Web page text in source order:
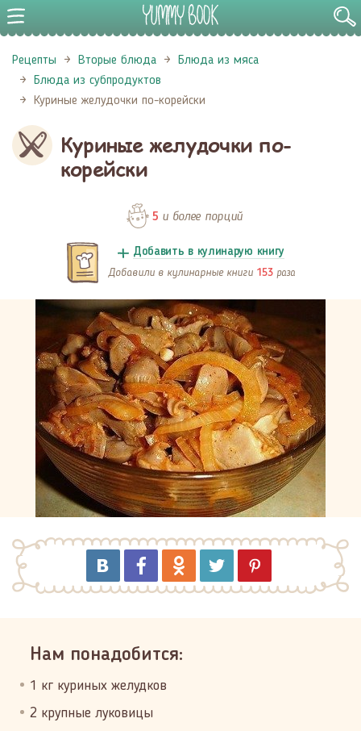
Рецепты Вторые блюда
Блюда из мяса
Блюда из субпродуктов
Куриные желудочки по-корейски
Куриные желудочки по-
корейски
5 и более порций
Добавить в кулинарую книгу
Добавили в кулинарные книги 153 раза
Нам понадобится:
1 кг куриных желудков
2 крупные луковицы